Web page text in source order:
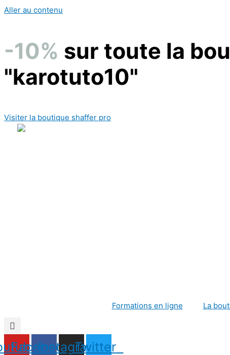
Aller au contenu
-10% sur toute la
"karotuto10"
Visiter la boutique shaffer pro
Formations en ligne La
Facebook
Instagram
Twitter